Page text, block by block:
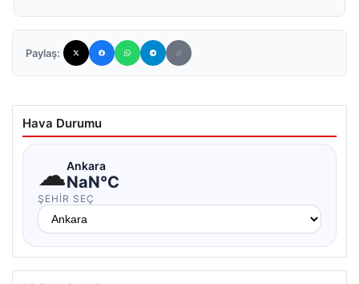
Paylaş:
Hava Durumu
☁Ankara
NaN°C
ŞEHIR SEÇ